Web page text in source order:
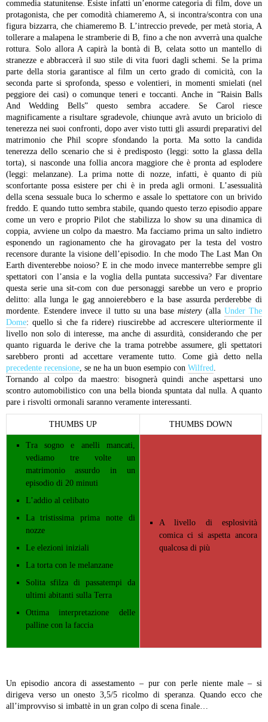
commedia statunitense. Esiste infatti un’enorme categoria di film, dove un
protagonista, che per comodità chiameremo A, si incontra/scontra con una
figura bizzarra, che chiameremo B. L’intreccio prevede, per metà storia, A
tollerare a malapena le stramberie di B, fino a che non avverrà una qualche
rottura. Solo allora A capirà la bontà di B, celata sotto un mantello di
stranezze e abbraccerà il suo stile di vita fuori dagli schemi. Se la prima
parte della storia garantisce al film un certo grado di comicità, con la
seconda parte si sprofonda, spesso e volentieri, in momenti smielati (nel
peggiore dei casi) o comunque teneri e toccanti. Anche in “Raisin Balls
And Wedding Bells” questo sembra accadere. Se Carol riesce
magnificamente a risultare sgradevole, chiunque avrà avuto un briciolo di
tenerezza nei suoi confronti, dopo aver visto tutti gli assurdi preparativi del
matrimonio che Phil scopre sfondando la porta. Ma sotto la candida
tenerezza dello scenario che si è predisposto (leggi: sotto la glassa della
torta), si nasconde una follia ancora maggiore che è pronta ad esplodere
(leggi: melanzane). La prima notte di nozze, infatti, è quanto di più
sconfortante possa esistere per chi è in preda agli ormoni. L’asessualità
della scena sessuale buca lo schermo e assale lo spettatore con un brivido
freddo. E quando tutto sembra stabile, quando questo terzo episodio appare
come un vero e proprio Pilot che stabilizza lo show su una dinamica di
coppia, avviene un colpo da maestro. Ma facciamo prima un salto indietro
esponendo un ragionamento che ha girovagato per la testa del vostro
recensore durante la visione dell’episodio. In che modo The Last Man On
Earth diventerebbe noioso? E in che modo invece manterrebbe sempre gli
spettatori con l’ansia e la voglia della puntata successiva? Far diventare
questa serie una sit-com con due personaggi sarebbe un vero e proprio
delitto: alla lunga le gag annoierebbero e la base assurda perderebbe di
mordente. Estendere invece il tutto su una basemistery(alla Under The
Dome: quello sì che fa ridere) riuscirebbe ad accrescere ulteriormente il
livello non solo di interesse, ma anche di assurdità, considerando che per
quanto riguarda le derive che la trama potrebbe assumere, gli spettatori
sarebbero pronti ad accettare veramente tutto. Come già detto nella
precedente recensione, se ne ha un buon esempio con Wilfred.
Tornando al colpo da maestro: bisognerà quindi anche aspettarsi uno
scontro automobilistico con una bella bionda spuntata dal nulla. A quanto
pare i risvolti ormonali saranno veramente interessanti.
THUMBS UP THUMBS DOWN
Tra sogno e anelli mancati,
vediamo tre volte un
matrimonio assurdo in un
episodio di 20 minuti
L’addio al celibato
La tristissima prima notte di
nozze
Le elezioni iniziali
La torta con le melanzane
Solita sfilza di passatempi da
ultimi abitanti sulla Terra
Ottima interpretazione delle
palline con la faccia
A livello di esplosività
comica ci si aspetta ancora
qualcosa di più
Un episodio ancora di assestamento – pur con perle niente male – si
dirigeva verso un onesto 3,5/5 ricolmo di speranza. Quando ecco che
all’improvviso si imbattè in un gran colpo di scena finale…